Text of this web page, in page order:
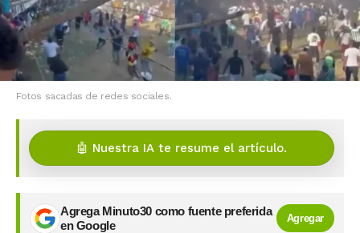
Fotos sacadas de redes sociales.
🤖 Nuestra IA te resume el artículo.
Agrega Minuto30 como fuente preferida
en Google
Agregar